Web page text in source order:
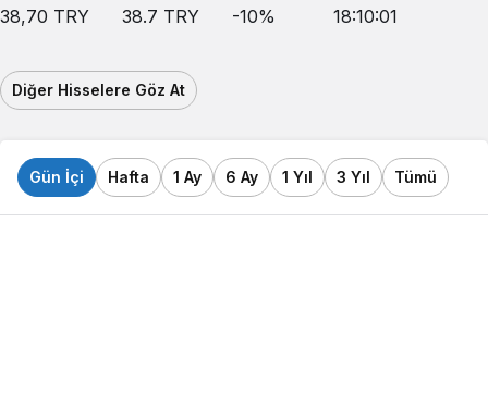
38,70 TRY
38.7 TRY
-10%
18:10:01
Diğer Hisselere Göz At
Gün İçi Hafta 1 Ay 6 Ay 1 Yıl 3 Yıl Tümü